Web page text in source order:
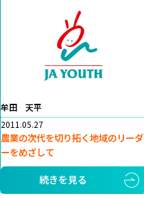
牟田 天平
2011.05.27
農業の次代を切り拓く地域のリーダ
ーをめざして
続きを見る